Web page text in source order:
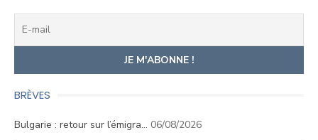
BRÈVES
Bulgarie : retour sur l’émigra… 06/08/2026